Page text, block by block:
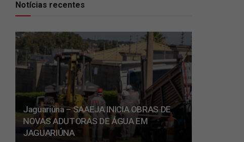
Notícias recentes
Jaguariúna – SAAEJA INICIA OBRAS DE
NOVAS ADUTORAS DE ÁGUA EM
JAGUARIÚNA